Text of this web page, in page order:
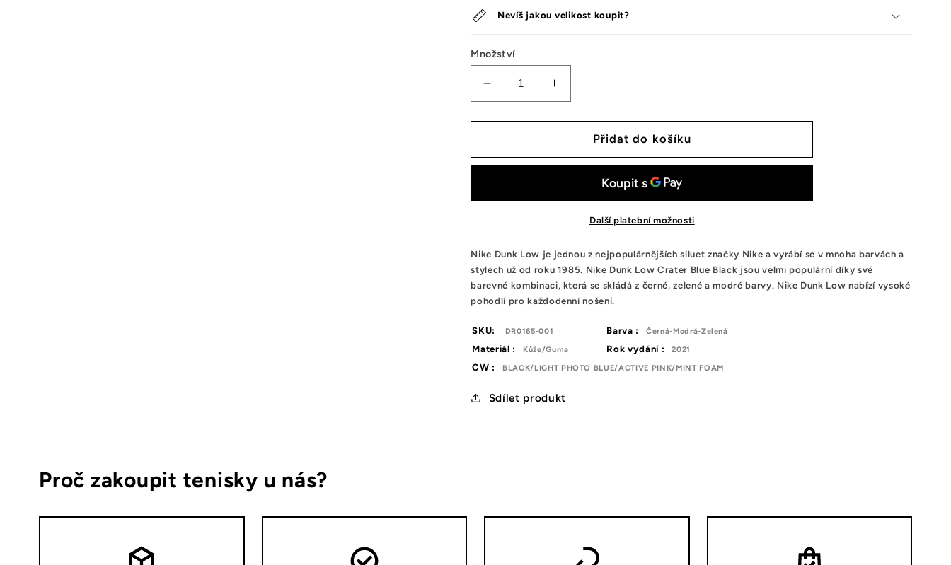
Nevíš jakou velikost koupit?
Množství
Snížit
množství
tenisek
Dunk
Blue
Zvýšit
množství
tenisek
Dunk
Blue
Přidat do košíku
Další platební možnosti
Nike Dunk Low je jednou z nejpopulárnějších siluet značky Nike a vyrábí se v mnoha barvách a
stylech už od roku 1985. Nike Dunk Low Crater Blue Black jsou velmi populární díky své
barevné kombinaci, která se skládá z černé, zelené a modré barvy. Nike Dunk Low nabízí vysoké
pohodlí pro každodenní nošení.
SKU: DR0165-001 Barva : Černá-Modrá-Zelená
Materiál : Kůže/Guma Rok vydání : 2021
CW : BLACK/LIGHT PHOTO BLUE/ACTIVE PINK/MINT FOAM
Sdílet produkt
Proč zakoupit tenisky u nás?